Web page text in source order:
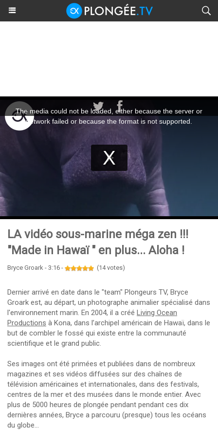
LA vidéo sous-marine méga zen !!!
"Made in Hawaï " en plus... Aloha !
Bryce Groark - 3:16 - (14 votes)
Dernier arrivé en date dans le "team" Plongeurs TV, Bryce
Groark est, au départ, un photographe animalier spécialisé dans
l'environnement marin. En 2004, il a créé Living Ocean
Productions à Kona, dans l’archipel américain de Hawaï, dans le
but de combler le fossé qui existe entre la communauté
scientifique et le grand public.
Ses images ont été primées et publiées dans de nombreux
magazines et ses vidéos diffusées sur des chaînes de
télévision américaines et internationales, dans des festivals,
centres de la mer et des musées dans le monde entier. Avec
plus de 5000 heures de plongée pendant pendant ces dix
dernières années, Bryce a parcouru (presque) tous les océans
du globe…